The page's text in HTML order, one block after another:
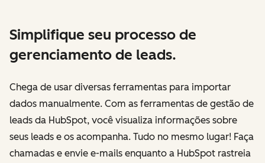
Simplifique seu processo de
gerenciamento de leads.
Chega de usar diversas ferramentas para importar
dados manualmente. Com as ferramentas de gestão de
leads da HubSpot, você visualiza informações sobre
seus leads e os acompanha. Tudo no mesmo lugar! Faça
chamadas e envie e-mails enquanto a HubSpot rastreia